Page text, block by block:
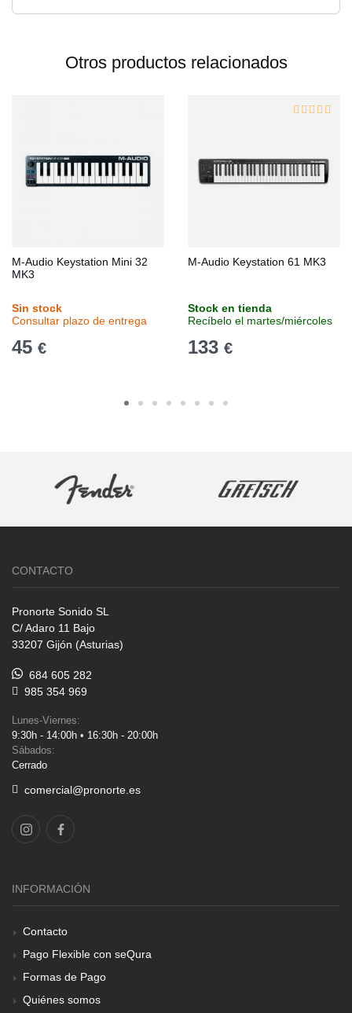
Otros productos relacionados
M-Audio Keystation Mini 32
MK3
Sin stock
Consultar plazo de entrega
45 €
M-Audio Keystation 61 MK3
Stock en tienda
Recíbelo el martes/miércoles
133 €
CONTACTO
Pronorte Sonido SL
C/ Adaro 11 Bajo
33207 Gijón (Asturias)
684 605 282
985 354 969
Lunes-Viernes:
9:30h - 14:00h • 16:30h - 20:00h
Sábados:
Cerrado
comercial@pronorte.es
INFORMACIÓN
Contacto
Pago Flexible con seQura
Formas de Pago
Quiénes somos